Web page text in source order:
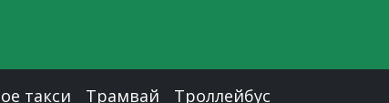
такси Трамвай Троллейбус